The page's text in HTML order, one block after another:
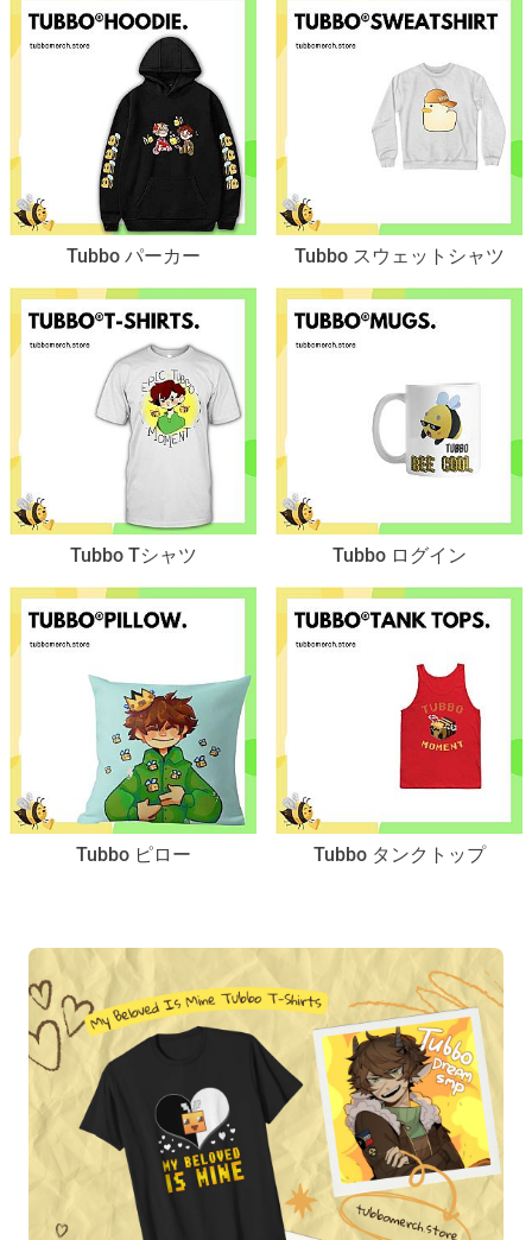
Tubbo パーカー Tubbo スウェットシャツ
Tubbo Tシャツ Tubbo ログイン
Tubbo ピロー Tubbo タンクトップ